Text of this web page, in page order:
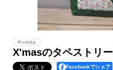
X'masのタペストリー
Facebookでシェア